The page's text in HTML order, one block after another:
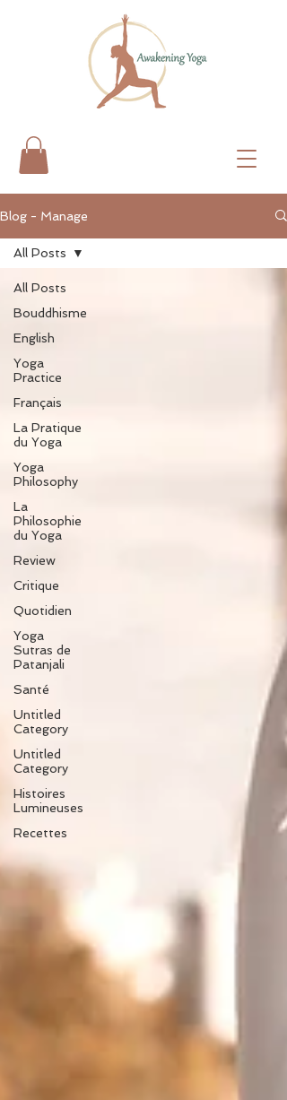
Blog - Manage
All Posts
Bouddhisme
English
Yoga
Practice
Français
La Pratique
du Yoga
Yoga
Philosophy
La
Philosophie
du Yoga
Review
Critique
Quotidien
Yoga
Sutras de
Patanjali
Santé
Untitled
Category
Untitled
Category
Histoires
Lumineuses
Recettes
All Posts